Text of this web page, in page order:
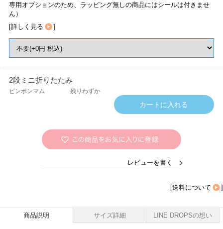
専用オプションのため、ラッピング無しの商品にはシールは付きませ
ん）
[詳しく見る ]
2段ミニ折りたたみ
ピンポンマム 残りわずか
レビューを書く
[送料について ]
商品説明 サイズ詳細 LINE DROPSの想い